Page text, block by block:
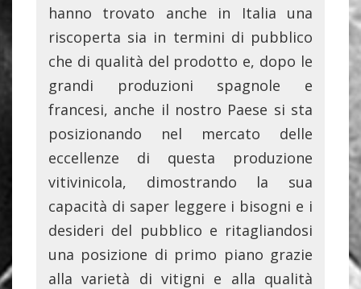
hanno trovato anche in Italia una
riscoperta sia in termini di pubblico
che di qualità del prodotto e, dopo le
grandi produzioni spagnole e
francesi, anche il nostro Paese si sta
posizionando nel mercato delle
eccellenze di questa produzione
vitivinicola, dimostrando la sua
capacità di saper leggere i bisogni e i
desideri del pubblico e ritagliandosi
una posizione di primo piano grazie
alla varietà di vitigni e alla qualità